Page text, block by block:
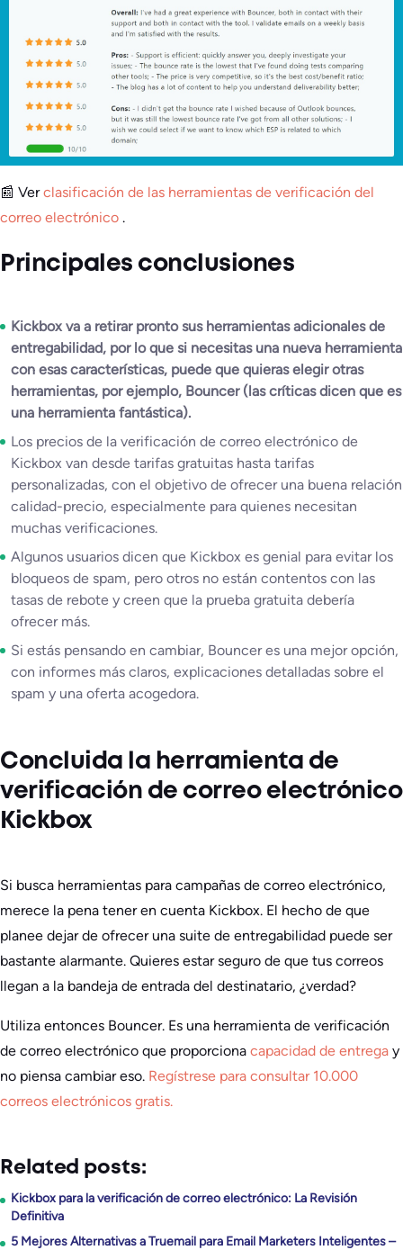
📰 Verclasificación de las herramientas de verificación del
correo electrónico .
Principales conclusiones
Kickbox va a retirar pronto sus herramientas adicionales de
entregabilidad, por lo que si necesitas una nueva herramienta
con esas características, puede que quieras elegir otras
herramientas, por ejemplo, Bouncer (las críticas dicen que es
una herramienta fantástica).
Los precios de la verificación de correo electrónico de
Kickbox van desde tarifas gratuitas hasta tarifas
personalizadas, con el objetivo de ofrecer una buena relación
calidad-precio, especialmente para quienes necesitan
muchas verificaciones.
Algunos usuarios dicen que Kickbox es genial para evitar los
bloqueos de spam, pero otros no están contentos con las
tasas de rebote y creen que la prueba gratuita debería
ofrecer más.
Si estás pensando en cambiar, Bouncer es una mejor opción,
con informes más claros, explicaciones detalladas sobre el
spam y una oferta acogedora.
Concluida la herramienta de
verificación de correo electrónico
Kickbox
Si busca herramientas para campañas de correo electrónico,
merece la pena tener en cuenta Kickbox. El hecho de que
planee dejar de ofrecer una suite de entregabilidad puede ser
bastante alarmante. Quieres estar seguro de que tus correos
llegan a la bandeja de entrada del destinatario, ¿verdad?
Utiliza entonces Bouncer. Es una herramienta de verificación
de correo electrónico que proporciona capacidad de entrega y
no piensa cambiar eso. Regístrese para consultar 10.000
correos electrónicos gratis.
Related posts:
Kickbox para la verificación de correo electrónico: La Revisión
Definitiva
5 Mejores Alternativas a Truemail para Email Marketers Inteligentes –